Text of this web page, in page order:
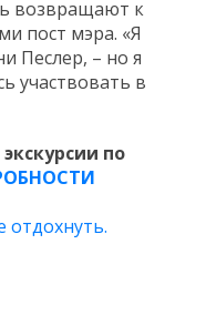
возвращают к
пост мэра. «Я
Песлер, – но я
участвовать в
по